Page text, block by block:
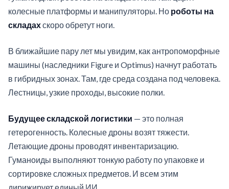
колесные платформы и манипуляторы. Но роботы на
складахскоро обретут ноги.
В ближайшие пару лет мы увидим, как антропоморфные
машины (наследники Figure и Optimus) начнут работать
в гибридных зонах. Там, где среда создана под человека.
Лестницы, узкие проходы, высокие полки.
Будущее складской логистики — это полная
гетерогенность. Колесные дроны возят тяжести.
Летающие дроны проводят инвентаризацию.
Гуманоиды выполняют тонкую работу по упаковке и
сортировке сложных предметов. И всем этим